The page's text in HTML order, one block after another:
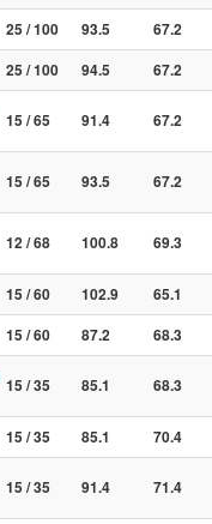
25 / 100 93.5
67.2
25 / 100 94.5
67.2
15 / 65 91.4 67.2
15 / 65 93.5 67.2
12 / 68 100.8 69.3
15 / 60 102.9
65.1
15 / 60 87.2
68.3
15 / 35 85.1 68.3
15 / 35 85.1
70.4
15 / 35 91.4 71.4